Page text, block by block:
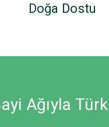
Doğa Dostu
Ağıyla